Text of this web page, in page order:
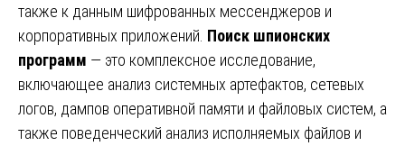
также к данным шифрованных мессенджеров и
корпоративных приложений. Поиск шпионских
программ — это комплексное исследование,
включающее анализ системных артефактов, сетевых
логов, дампов оперативной памяти и файловых систем, а
также поведенческий анализ исполняемых файлов и